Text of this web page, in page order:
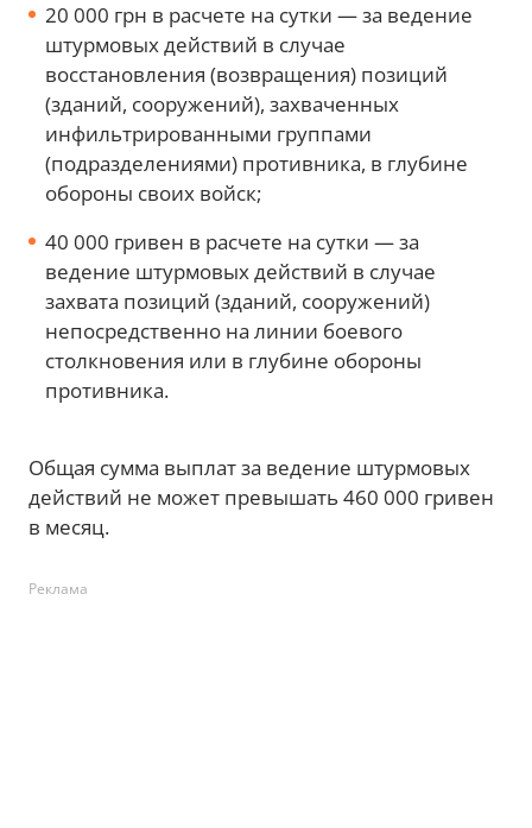
20 000 грн в расчете на сутки — за ведение
штурмовых действий в случае
восстановления (возвращения) позиций
(зданий, сооружений), захваченных
инфильтрированными группами
(подразделениями) противника, в глубине
обороны своих войск;
40 000 гривен в расчете на сутки — за
ведение штурмовых действий в случае
захвата позиций (зданий, сооружений)
непосредственно на линии боевого
столкновения или в глубине обороны
противника.
Общая сумма выплат за ведение штурмовых
действий не может превышать 460 000 гривен
в месяц.
Реклама